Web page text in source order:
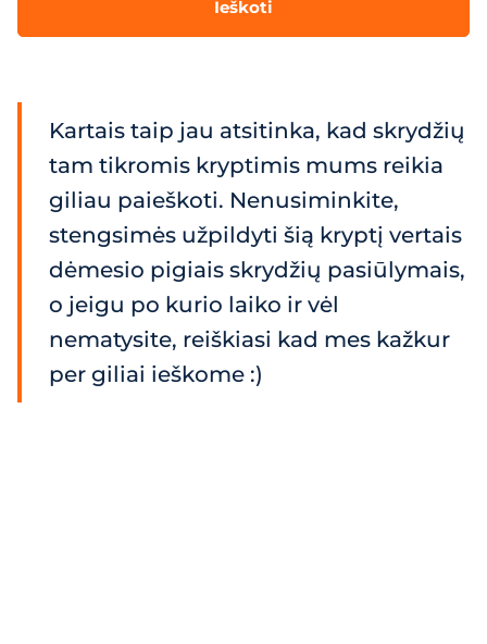
Ieškoti
Kartais taip jau atsitinka, kad skrydžių
tam tikromis kryptimis mums reikia
giliau paieškoti. Nenusiminkite,
stengsimės užpildyti šią kryptį vertais
dėmesio pigiais skrydžių pasiūlymais,
o jeigu po kurio laiko ir vėl
nematysite, reiškiasi kad mes kažkur
per giliai ieškome :)